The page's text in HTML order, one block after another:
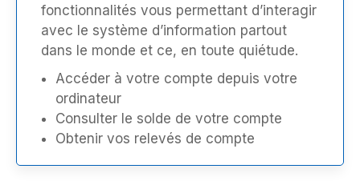
fonctionnalités vous permettant d’interagir
avec le système d’information partout
dans le monde et ce, en toute quiétude.
Accéder à votre compte depuis votre
ordinateur
Consulter le solde de votre compte
Obtenir vos relevés de compte